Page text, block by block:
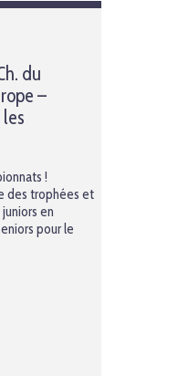
du
–
!
des trophées et
en
pour le